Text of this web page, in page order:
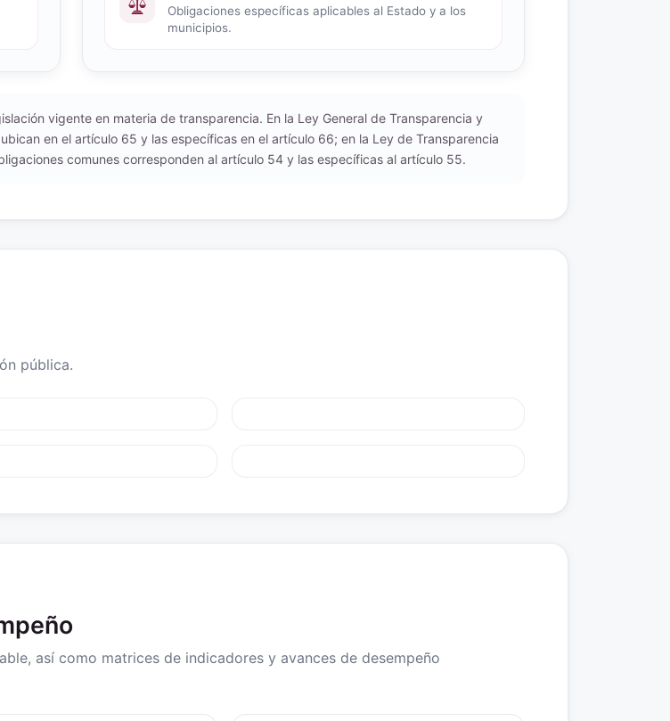
Obligaciones específicas aplicables al Estado y a los
municipios.
vigente en materia de transparencia. En la Ley General de Transparencia y
en el artículo 65 y las específicas en el artículo 66; en la Ley de Transparencia
comunes corresponden al artículo 54 y las específicas al artículo 55.
pública.
así como matrices de indicadores y avances de desempeño